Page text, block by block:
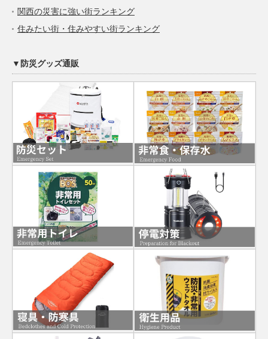
関西の災害に強い街ランキング
住みたい街・住みやすい街ランキング
▼防災グッズ通販